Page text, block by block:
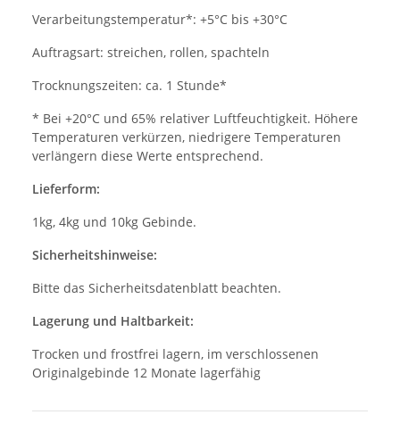
Verarbeitungstemperatur*: +5°C bis +30°C
Auftragsart: streichen, rollen, spachteln
Trocknungszeiten: ca. 1 Stunde*
* Bei +20°C und 65% relativer Luftfeuchtigkeit. Höhere
Temperaturen verkürzen, niedrigere Temperaturen
verlängern diese Werte entsprechend.
Lieferform:
1kg, 4kg und 10kg Gebinde.
Sicherheitshinweise:
Bitte das Sicherheitsdatenblatt beachten.
Lagerung und Haltbarkeit:
Trocken und frostfrei lagern, im verschlossenen
Originalgebinde 12 Monate lagerfähig